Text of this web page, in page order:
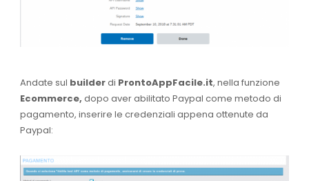
Andate sul builderdi ProntoAppFacile.it, nella funzione
Ecommerce, dopo aver abilitato Paypal come metodo di
pagamento, inserire le credenziali appena ottenute da
Paypal: